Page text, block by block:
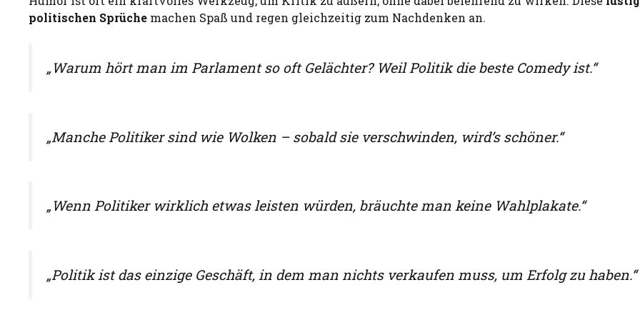
politischen Sprüche machen Spaß und regen gleichzeitig zum Nachdenken an.
„Warum hört man im Parlament so oft Gelächter? Weil Politik die beste Comedy ist.“
„Manche Politiker sind wie Wolken – sobald sie verschwinden, wird’s schöner.“
„Wenn Politiker wirklich etwas leisten würden, bräuchte man keine Wahlplakate.“
„Politik ist das einzige Geschäft, in dem man nichts verkaufen muss, um Erfolg zu haben.“